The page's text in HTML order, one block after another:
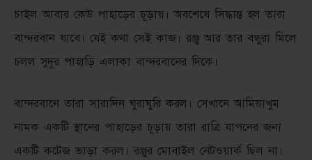
চাইল আবার কেউ পাহাড়ের চূড়ায়। অবশেষে সিদ্ধান্ত হল তারা
বান্দরবান যাবে। যেই কথা সেই কাজ। রঞ্জু আর তার বন্ধুরা মিলে
চলল সুদূর পাহাড়ি এলাকা বান্দরবানের দিকে।
বান্দরবানে তারা সারাদিন ঘুরাঘুরি করল। সেখানে আমিয়াখুম
নামক একটি স্থানের পাহাড়ের চূড়ায় তারা রাত্রি যাপনের জন্য
একটি কটেজ ভাড়া করল। রঞ্জুর মোবাইল নেটওয়ার্ক ছিল না।